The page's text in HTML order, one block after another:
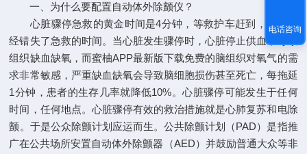
一、为什么要配置自动体外除颤仪？
心脏骤停急救的黄金时间是4分钟，等救护车赶到，往往已
经错失了急救的时间。当心脏发生骤停时，心脏停止供血，导致
组织缺血缺氧，而蜜柚APP最新版下载免费的脑组织对氧气的需
求非常敏感，严重缺血缺氧会导致脑细胞损伤甚至死亡，每拖延
1分钟，患者的生存几率就降低10%。心脏骤停可能发生于任何
时间，任何地点。心脏骤停有效的救治措施就是心肺复苏和电除
颤。于是公众除颤计划应运而生。公共除颤计划（PAD）是指推
广在公共场所安置自动体外除颤器（AED）并鼓励普通大众等非
电话咨询